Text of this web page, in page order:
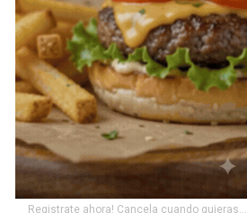
Registrate ahora! Cancela cuando quieras...